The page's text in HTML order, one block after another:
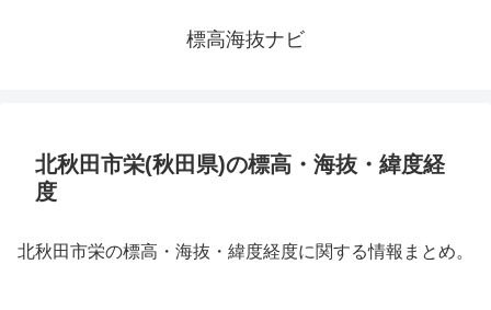
標高海抜ナビ
北秋田市栄(秋田県)の標高・海抜・緯度経
度
北秋田市栄の標高・海抜・緯度経度に関する情報まとめ。